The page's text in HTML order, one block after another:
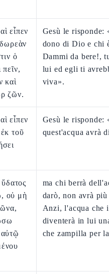
εἶπεν
ὁ
καὶ
ζῶν.
Gesù le risponde:
dono di Dio e chi
Dammi da bere!,
lui ed egli ti
viva».
εἶπεν
τοῦ
Gesù le risponde:
quest'acqua avrà
οὐ μὴ
ma chi berrà
darò, non avrà più
Anzi, l'acqua che
diventerà in lui
che zampilla per